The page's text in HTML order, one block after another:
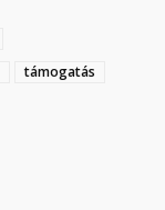
támogatás